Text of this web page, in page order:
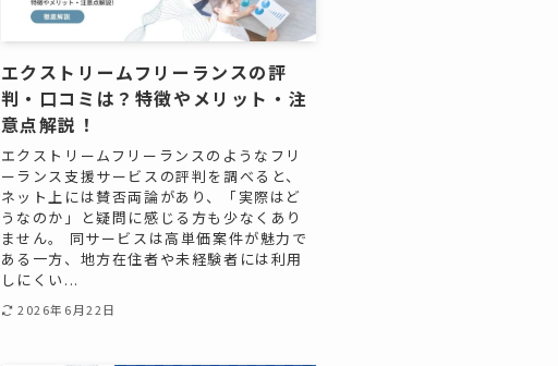
エクストリームフリーランスの評
判・口コミは？特徴やメリット・注
意点解説！
エクストリームフリーランスのようなフリ
ーランス支援サービスの評判を調べると、
ネット上には賛否両論があり、「実際はど
うなのか」と疑問に感じる方も少なくあり
ません。 同サービスは高単価案件が魅力で
ある一方、地方在住者や未経験者には利用
しにくい...
2026年6月22日